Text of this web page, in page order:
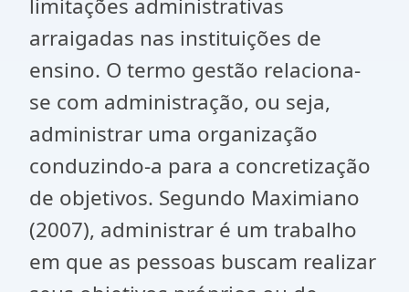
limitações administrativas
arraigadas nas instituições de
ensino. O termo gestão relaciona-
se com administração, ou seja,
administrar uma organização
conduzindo-a para a concretização
de objetivos. Segundo Maximiano
(2007), administrar é um trabalho
em que as pessoas buscam realizar